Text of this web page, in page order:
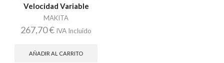
Velocidad Variable
MAKITA
267,70€ IVA Incluido
AÑADIR AL CARRITO